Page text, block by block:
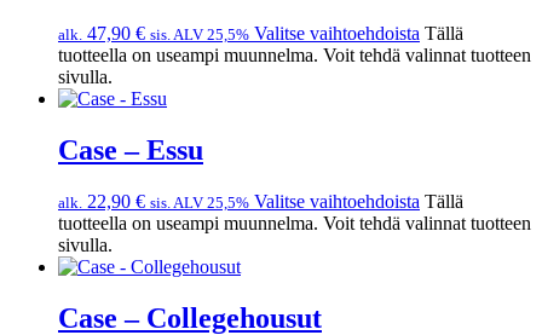
alk. 47,90 € sis. ALV 25,5% Valitse vaihtoehdoista Tällä
tuotteella on useampi muunnelma. Voit tehdä valinnat tuotteen
sivulla.
Case – Essu
alk. 22,90 € sis. ALV 25,5% Valitse vaihtoehdoista Tällä
tuotteella on useampi muunnelma. Voit tehdä valinnat tuotteen
sivulla.
Case – Collegehousut